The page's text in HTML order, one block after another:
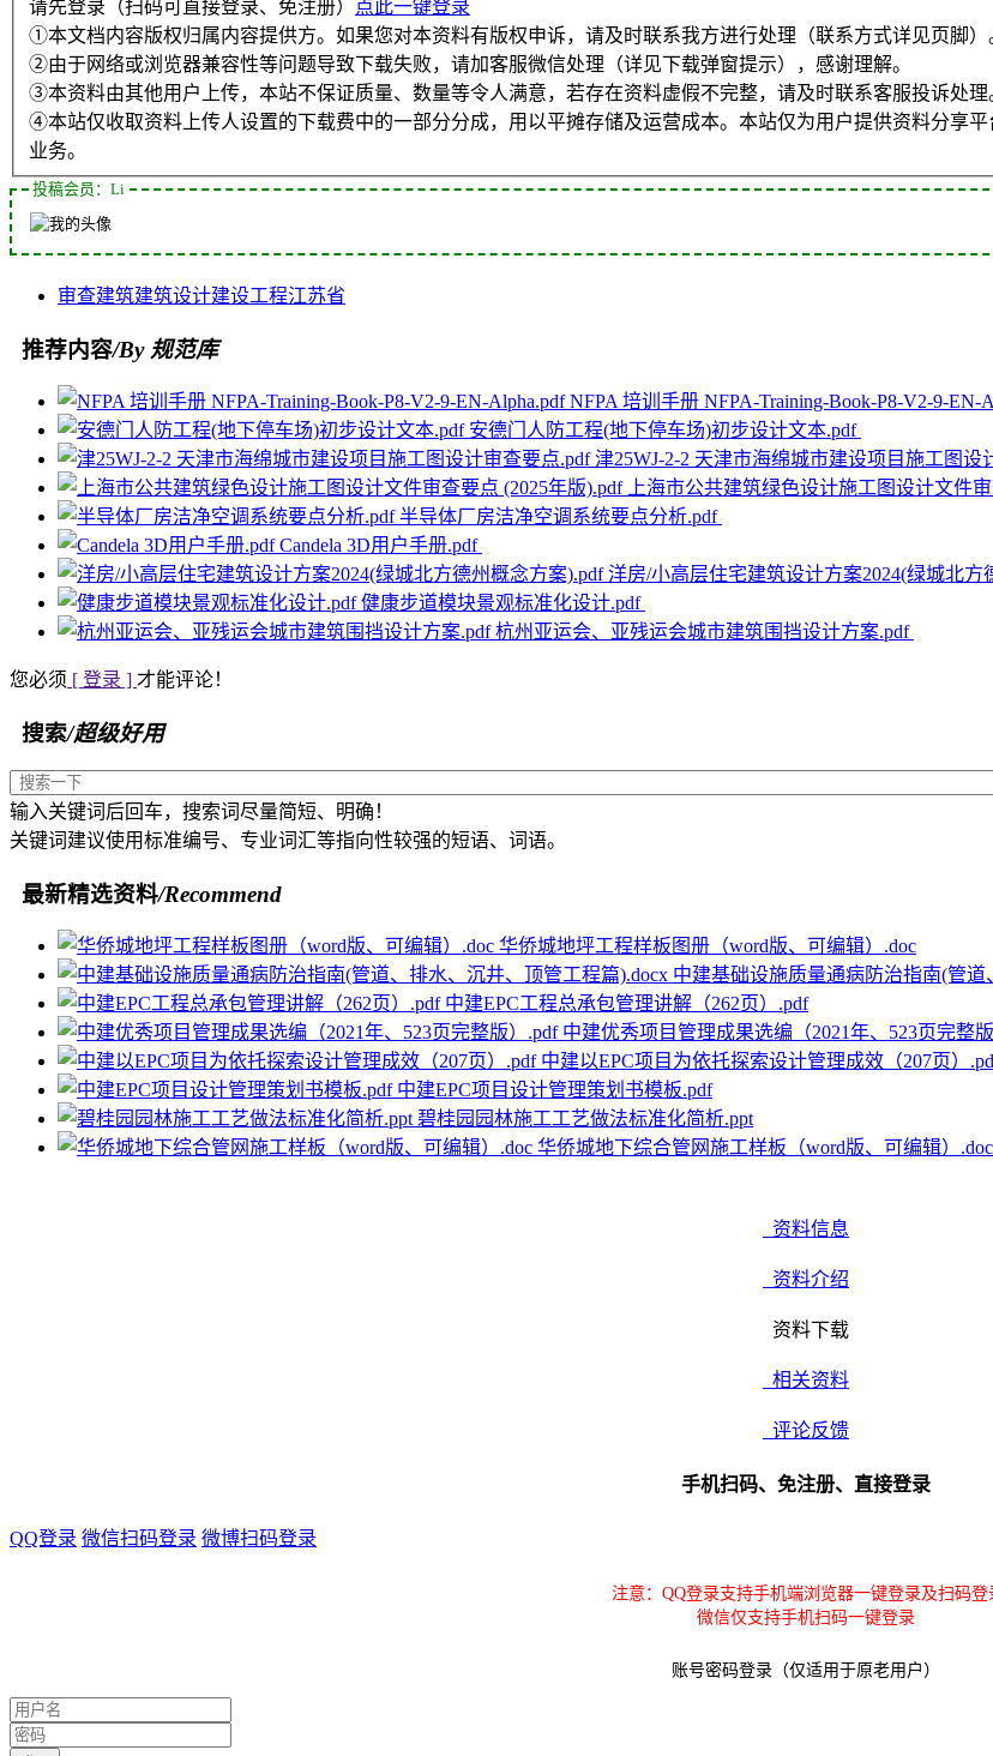
请先登录（扫码可直接登录、免注册）
点此一键登录
①本文档内容版权归属内容提供方。如果您对本资料有版权申诉，请及时联系我方进行处理（联系方式详见页脚）
②由于网络或浏览器兼容性等问题导致下载失败，请加客服微信处理（详见下载弹窗提示），感谢理解。
③本资料由其他用户上传，本站不保证质量、数量等令人满意，若存在资料虚假不完整，请及时联系客服投诉处理
④本站仅收取资料上传人设置的下载费中的一部分分成，用以平摊存储及运营成本。本站仅为用户提供资料分享
业务。
投稿会员：Li
审查建筑建筑设计建设工程江苏省
推荐内容/By 规范库
NFPA 培训手册 NFPA-Training-Book-P8-V2-9-EN-
安德门人防工程(地下停车场)初步设计文本.pdf
津25WJ-2-2 天津市海绵城市建设项目施工图设
上海市公共建筑绿色设计施工图设计文件
半导体厂房洁净空调系统要点分析.pdf
Candela 3D用户手册.pdf
洋房/小高层住宅建筑设计方案2024(绿城北方
健康步道模块景观标准化设计.pdf
杭州亚运会、亚残运会城市建筑围挡设计方案.pdf
您必须 [ 登录 ] 才能评论！
搜索/超级好用
输入关键词后回车，搜索词尽量简短、明确！
关键词建议使用标准编号、专业词汇等指向性较强的短语、词语。
最新精选资料/Recommend
华侨城地坪工程样板图册（word版、可编辑）.doc
中建基础设施质量通病防治指南(管
中建EPC工程总承包管理讲解（262页）.pdf
中建优秀项目管理成果选编（2021年、523页完整
中建以EPC项目为依托探索设计管理成效（207页）
中建EPC项目设计管理策划书模板.pdf
碧桂园园林施工工艺做法标准化简析.ppt
华侨城地下综合管网施工样板（word版、可编辑）.doc
资料信息
资料介绍
资料下载
相关资料
评论反馈
手机扫码、免注册、直接登录
QQ登录 微信扫码登录 微博扫码登录
注意：QQ登录支持手机端浏览器一键登录及扫码登
微信仅支持手机扫码一键登录
账号密码登录（仅适用于原老用户）